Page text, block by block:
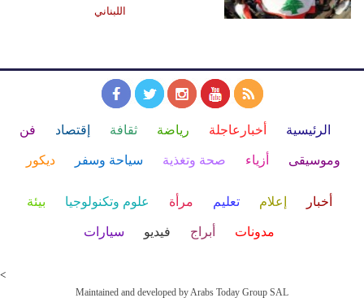
اللبناني
الرئيسية أخبارعاجلة رياضة ثقافة إقتصاد فن
وموسيقى أزياء صحة وتغذية سياحة وسفر ديكور
أخبار إعلام تعليم مرأة علوم وتكنولوجيا بيئة
مدونات أبراج فيديو سيارات
<
Maintained and developed by Arabs Today Group SAL